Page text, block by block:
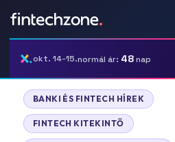
okt. 14-15.normál ár: 48nap
BANKI ÉS FINTECH HÍREK
FINTECH KITEKINTŐ